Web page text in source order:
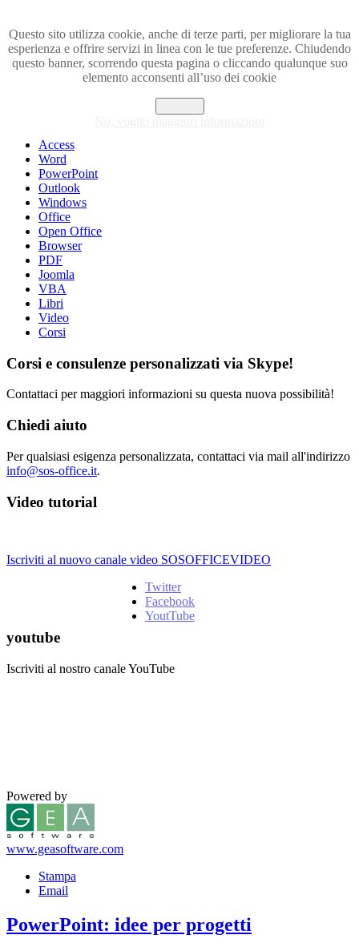
Questo sito utilizza cookie, anche di terze parti, per migliorare la tua
esperienza e offrire servizi in linea con le tue preferenze. Chiudendo
questo banner, scorrendo questa pagina o cliccando qualunque suo
elemento acconsenti all’uso dei cookie
Visita i forum di SOS-OFFICE
Access
Word
PowerPoint
Outlook
Windows
Office
Open Office
Browser
PDF
Joomla
VBA
Libri
Video
Corsi
Corsi e consulenze personalizzati via Skype!
Contattaci per maggiori informazioni su questa nuova possibilità!
Chiedi aiuto
Per qualsiasi esigenza personalizzata, contattaci via mail all'indirizzo
info@sos-office.it.
Video tutorial
Iscriviti al nuovo canale video SOSOFFICEVIDEO
Twitter
Facebook
YoutTube
youtube
Iscriviti al nostro canale YouTube
Powered by
www.geasoftware.com
Stampa
Email
PowerPoint: idee per progetti